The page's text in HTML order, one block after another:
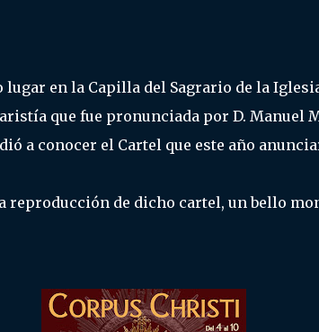
en la Capilla del Sagrario de la
que fue pronunciada por D. Manuel
a conocer el Cartel que este año
reproducción de dicho cartel, un bello